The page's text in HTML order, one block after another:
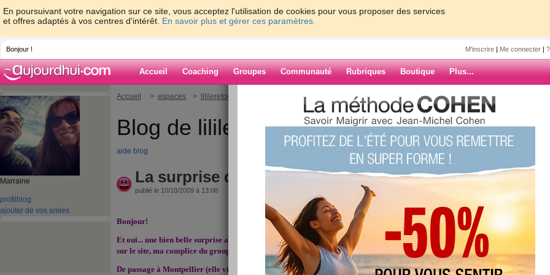
En poursuivant votre navigation sur ce site, vous acceptez l'utilisation de cookies pour vous proposer des services
et offres adaptés à vos centres d'intérêt. En savoir plus et gérer ces paramètres.
Bonjour ! M'inscrire | Me connecter |
Accueil Coaching Groupes Communauté Rubriques Boutique Plus...
Marraine
profil blog
ajouter de vos amies
Accueil > espaces > lilileretour > La surprise du jour...
Blog de lilileretour
aide blog
La surprise du jour...
publié le 10/10/2009 à 13:08
Bonjour!
Et oui... une bien belle surprise aujourd'hui: j'ai rencontré en vrai Pianoforte92,
sur le site, ma complice du groupe La bulle musicale, et son mari !
De passage à Montpellier (elle vit à côté de Toulouse), elle m'a proposé que nous
ARCHIVES